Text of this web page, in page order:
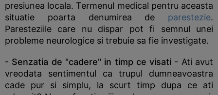
presiunea locala. Termenul medical pentru aceasta
situatie poarta denumirea de parestezie.
Paresteziile care nu dispar pot fi semnul unei
probleme neurologice si trebuie sa fie investigate.
- Senzatia de "cadere" in timp ce visati - Ati avut
vreodata sentimentul ca trupul dumneavoastra
cade pur si simplu, la scurt timp dupa ce ati